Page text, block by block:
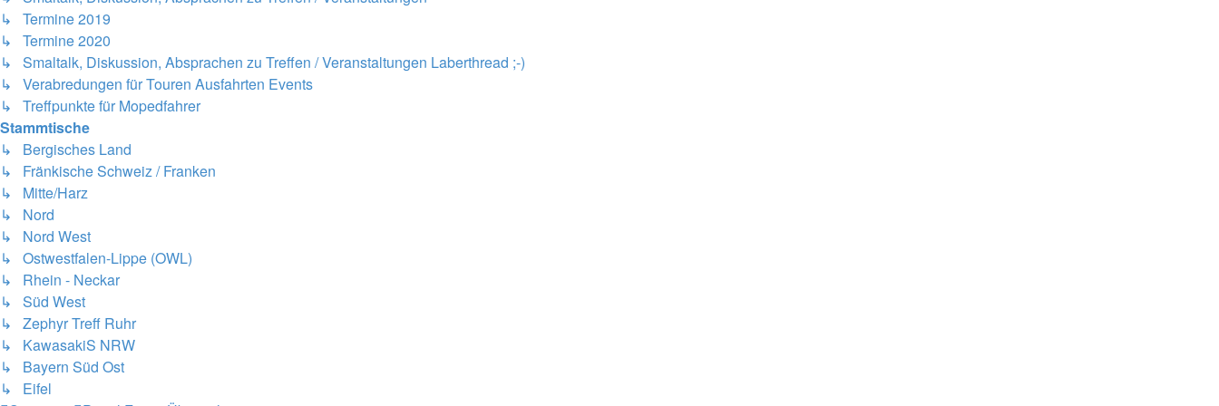
↳ Termine 2019
↳ Termine 2020
↳ Smaltalk, Diskussion, Absprachen zu Treffen / Veranstaltungen Laberthread ;-)
↳ Verabredungen für Touren Ausfahrten Events
↳ Treffpunkte für Mopedfahrer
Stammtische
↳ Bergisches Land
↳ Fränkische Schweiz / Franken
↳ Mitte/Harz
↳ Nord
↳ Nord West
↳ Ostwestfalen-Lippe (OWL)
↳ Rhein - Neckar
↳ Süd West
↳ Zephyr Treff Ruhr
↳ KawasakiS NRW
↳ Bayern Süd Ost
↳ Eifel